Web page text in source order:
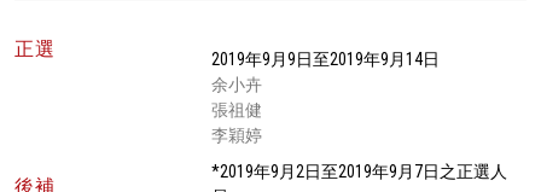
正選
2019年9月9日至2019年9月14日
余小卉
張祖健
李穎婷
後補
*2019年9月2日至2019年9月7日之正選人